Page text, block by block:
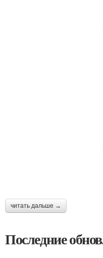
читать дальше →
Последние